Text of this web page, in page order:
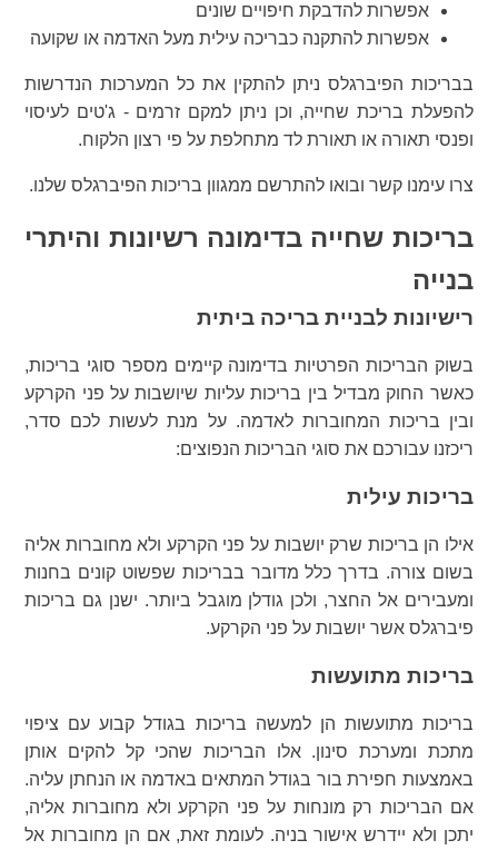
אפשרות להדבקת חיפויים שונים
אפשרות להתקנה כבריכה עילית מעל האדמה או שקועה
בבריכות הפיברגלס ניתן להתקין את כל המערכות הנדרשות
להפעלת בריכת שחייה, וכן ניתן למקם זרמים - ג'טים לעיסוי
ופנסי תאורה או תאורת לד מתחלפת על פי רצון הלקוח.
צרו עימנו קשר ובואו להתרשם ממגוון בריכות הפיברגלס שלנו.
בריכות שחייה בדימונה רשיונות והיתרי
בנייה
רישיונות לבניית בריכה ביתית
בשוק הבריכות הפרטיות בדימונה קיימים מספר סוגי בריכות,
כאשר החוק מבדיל בין בריכות עליות שיושבות על פני הקרקע
ובין בריכות המחוברות לאדמה. על מנת לעשות לכם סדר,
ריכזנו עבורכם את סוגי הבריכות הנפוצים:
בריכות עילית
אילו הן בריכות שרק יושבות על פני הקרקע ולא מחוברות אליה
בשום צורה. בדרך כלל מדובר בבריכות שפשוט קונים בחנות
ומעבירים אל החצר, ולכן גודלן מוגבל ביותר. ישנן גם בריכות
פיברגלס אשר יושבות על פני הקרקע.
בריכות מתועשות
בריכות מתועשות הן למעשה בריכות בגודל קבוע עם ציפוי
מתכת ומערכת סינון. אלו הבריכות שהכי קל להקים אותן
באמצעות חפירת בור בגודל המתאים באדמה או הנחתן עליה.
אם הבריכות רק מונחות על פני הקרקע ולא מחוברות אליה,
יתכן ולא יידרש אישור בניה. לעומת זאת, אם הן מחוברות אל